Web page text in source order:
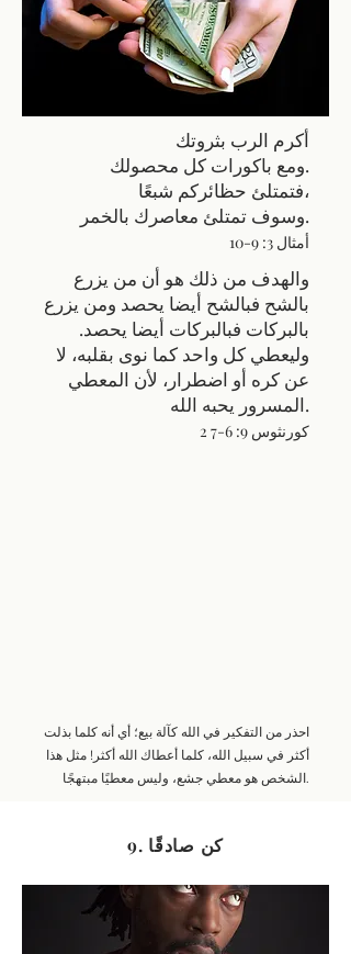
أكرم الرب بثروتك
ومع باكورات كل محصولك.
فتمتلئ حظائركم شبعًا،
وسوف تمتلئ معاصرك بالخمر.
أمثال 3: 9-10
والهدف من ذلك هو أن من يزرع
بالشح فبالشح أيضا يحصد ومن يزرع
بالبركات فبالبركات أيضا يحصد.
وليعطي كل واحد كما نوى بقلبه، لا
عن كره أو اضطرار، لأن المعطي
المسرور يحبه الله.
2 كورنثوس 9: 6-7
احذر من التفكير في الله كآلة بيع؛ أي أنه كلما بذلت
أكثر في سبيل الله، كلما أعطاك الله أكثر! مثل هذا
الشخص هو معطي جشع، وليس معطيًا مبتهجًا.
9. كن صادقًا